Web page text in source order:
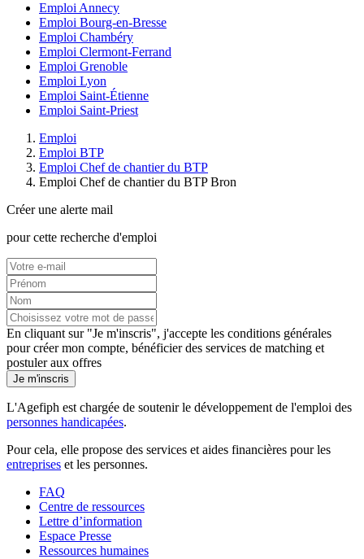
Emploi Annecy
Emploi Bourg-en-Bresse
Emploi Chambéry
Emploi Clermont-Ferrand
Emploi Grenoble
Emploi Lyon
Emploi Saint-Étienne
Emploi Saint-Priest
Emploi
Emploi BTP
Emploi Chef de chantier du BTP
Emploi Chef de chantier du BTP Bron
Créer une alerte mail
pour cette recherche d'emploi
En cliquant sur "Je m'inscris", j'accepte les conditions générales
pour créer mon compte, bénéficier des services de matching et
postuler aux offres
Je m'inscris
L'Agefiph est chargée de soutenir le développement de l'emploi des
personnes handicapées.
Pour cela, elle propose des services et aides financières pour les
entreprises et les personnes.
FAQ
Centre de ressources
Lettre d’information
Espace Presse
Ressources humaines